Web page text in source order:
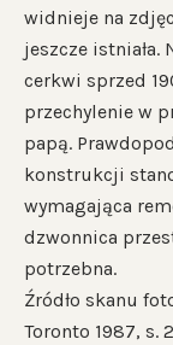
widnieje na
jeszcze istniała.
cerkwi sprzed
przechylenie w
papą.
konstrukcji
wymagająca
dzwonnica
potrzebna.
Źródło skanu
Toronto 1987, s.